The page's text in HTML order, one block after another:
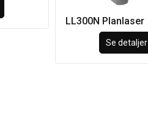
LL300N Planlaser
Se detaljer